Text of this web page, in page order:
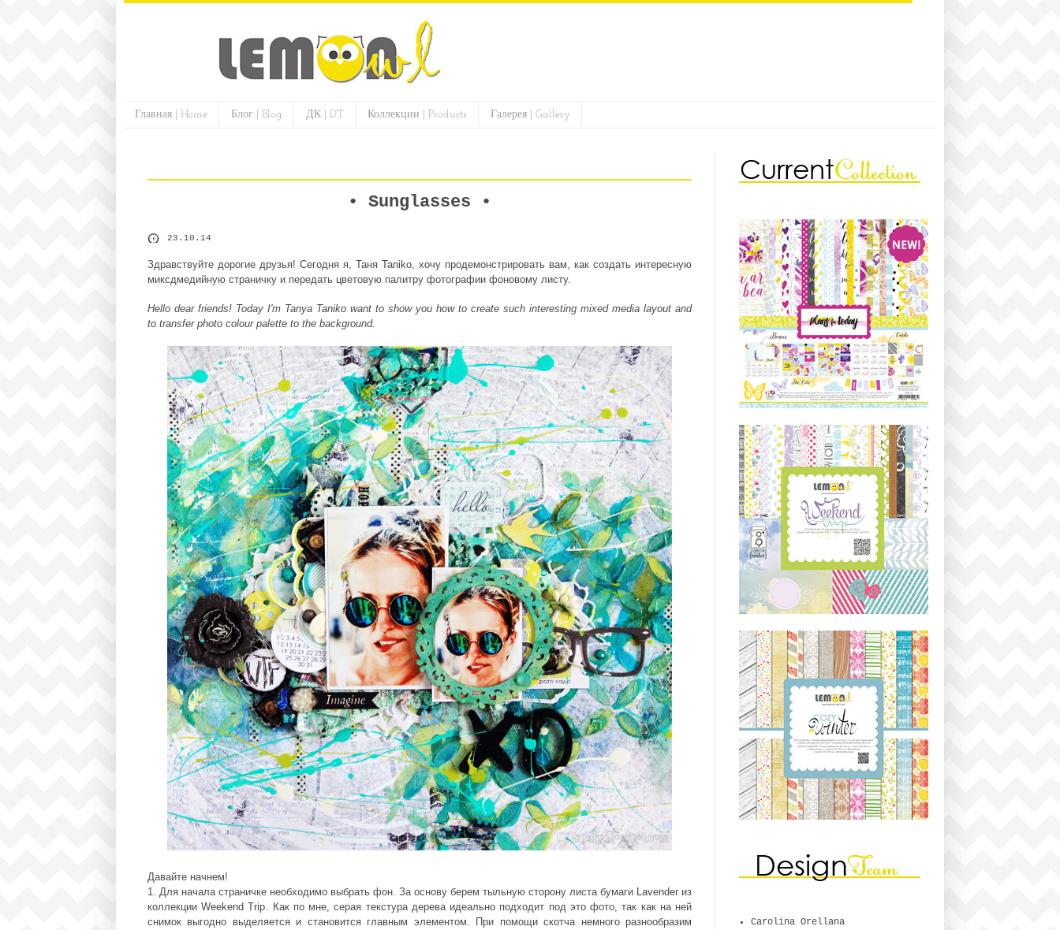
Главная | Home Блог | Blog ДК | DT Коллекции | Products Галерея | Gallery
• Sunglasses •
23.10.14
Здравствуйте дорогие друзья! Сегодня я, Таня Taniko, хочу продемонстрировать вам, как создать интересную
миксдмедийную страничку и передать цветовую палитру фотографии фоновому листу.
Hello dear friends! Today I'm Tanya Taniko want to show you how to create such interesting mixed media layout and
to transfer photo colour palette to the background.
Давайте начнем!
1. Для начала страничке необходимо выбрать фон. За основу берем тыльную сторону листа бумаги Lavender из
коллекцииWeekend Trip. Как по мне, серая текстура дерева идеально подходит под это фото, так как на ней
снимок выгодно выделяется и становится главным элементом. При помощи скотча немного разнообразим
Carolina Orellana